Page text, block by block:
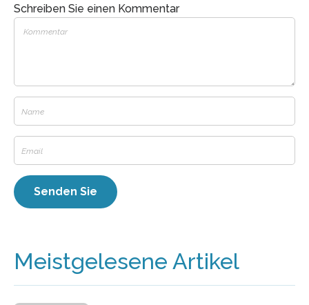
Schreiben Sie einen Kommentar
Meistgelesene Artikel